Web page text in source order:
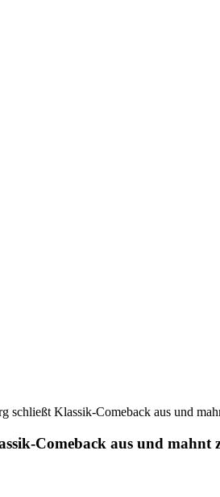
schließt Klassik-Comeback aus und
Comeback aus und mahnt